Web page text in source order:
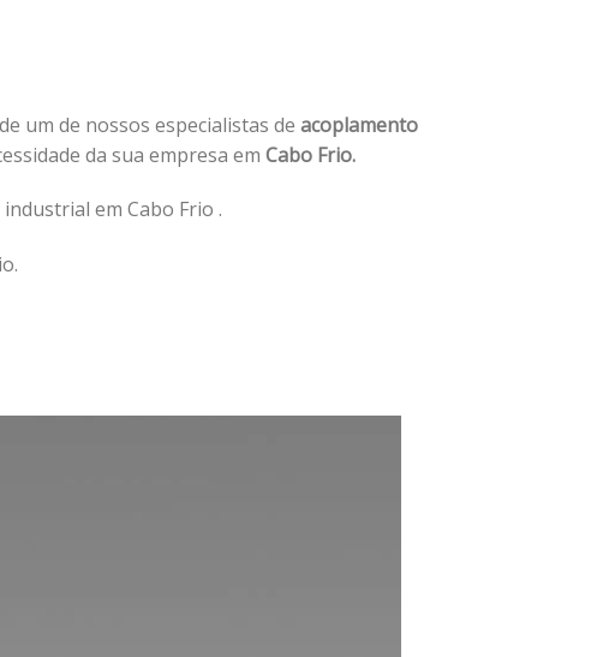
um de nossos especialistas de acoplamento
da sua empresa em Cabo Frio.
em Cabo Frio .